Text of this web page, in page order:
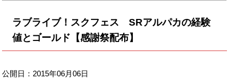
ラブライブ！スクフェス SRアルパカの経験
値とゴールド【感謝祭配布】
公開日： 2015年06月06日